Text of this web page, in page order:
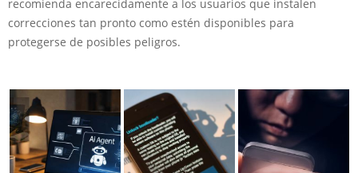
recomienda encarecidamente a los usuarios que instalen
correcciones tan pronto como estén disponibles para
protegerse de posibles peligros.